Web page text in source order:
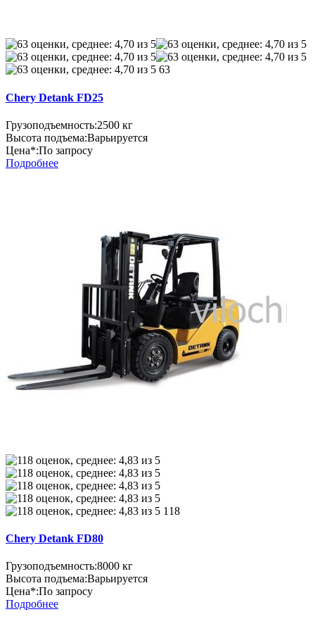
63
Chery Detank FD25
Грузоподъемность:2500 кг
Высота подъема:Варьируется
Цена*:По запросу
Подробнее
118
Chery Detank FD80
Грузоподъемность:8000 кг
Высота подъема:Варьируется
Цена*:По запросу
Подробнее